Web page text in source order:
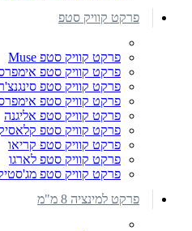
פרקט קוויק סטפ
פרקט קוויק סטפ Muse
פרקט קוויק סטפ
פרקט קוויק סטפ
פרקט קוויק סטפ
פרקט קוויק סטפ אליגנה
פרקט קוויק סטפ
פרקט קוויק סטפ קריאו
פרקט קוויק סטפ לארגו
פרקט קוויק סטפ
פרקט למינציה 8 מ"מ